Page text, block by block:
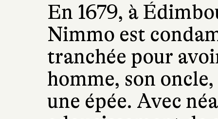
En 1679, à
Nimmo est
tranchée pour
homme, son
une épée. Avec